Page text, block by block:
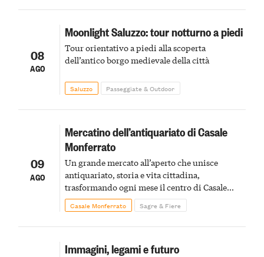
08
AGO
Moonlight Saluzzo: tour notturno a piedi
Tour orientativo a piedi alla scoperta
dell’antico borgo medievale della città
Saluzzo Passeggiate & Outdoor
09
AGO
Mercatino dell’antiquariato di Casale
Monferrato
Un grande mercato all’aperto che unisce
antiquariato, storia e vita cittadina,
trasformando ogni mese il centro di Casale
Monferrato in un luogo di scoperta e racconto
Casale Monferrato Sagre & Fiere
Immagini, legami e futuro